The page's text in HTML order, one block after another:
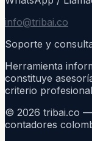
info@tribai.co
Soporte y
Herramienta
constituye
criterio
© 2026 tribai.co
contadores